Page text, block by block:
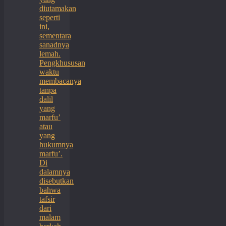
diutamakan
seperti
ini,
sementara
sanadnya
lemah.
Pengkhususan
waktu
membacanya
tanpa
dalil
yang
marfu’
atau
yang
hukumnya
marfu’.
Di
dalamnya
disebutkan
bahwa
tafsir
dari
malam